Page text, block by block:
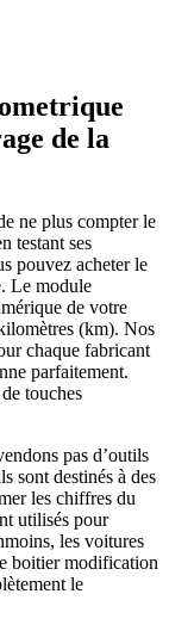
de la
ne plus compter le
testant ses
pouvez acheter le
Le module
de votre
(km). Nos
chaque fabricant
parfaitement.
touches
pas d’outils
sont destinés à des
les chiffres du
utilisés pour
les voitures
boitier modification
le